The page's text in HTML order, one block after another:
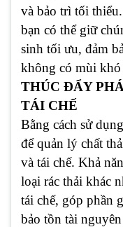
và bảo trì tối
bạn có thể giữ
sinh tối ưu, đảm
không có mùi
THÚC ĐẨY
TÁI CHẾ
Bằng cách sử dụng
để quản lý chất
và tái chế. Khả
loại rác thải khác
tái chế, góp phần
bảo tồn tài